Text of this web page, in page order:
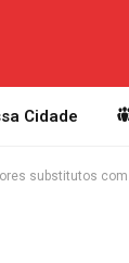
Cidade
substitutos